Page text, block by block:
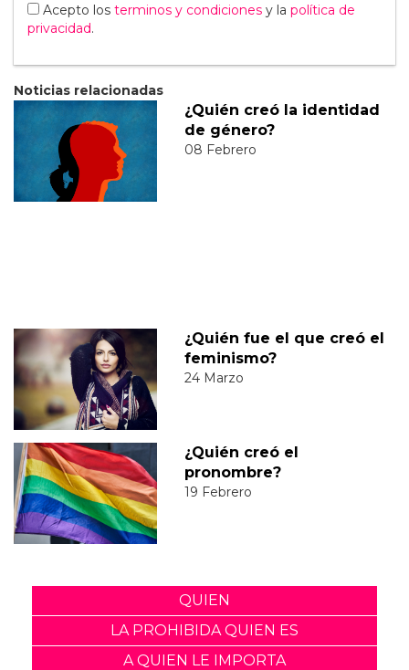
Acepto los terminos y condiciones y la política de
privacidad.
Noticias relacionadas
¿Quién creó la identidad
de género?
08 Febrero
¿Quién fue el que creó el
feminismo?
24 Marzo
¿Quién creó el
pronombre?
19 Febrero
QUIEN
LA PROHIBIDA QUIEN ES
A QUIEN LE IMPORTA